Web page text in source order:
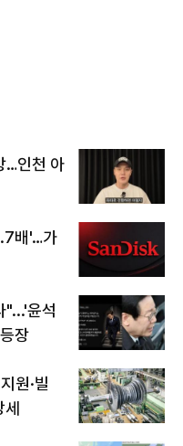
…인천 아
배'…가
"...'윤석
장
원·빌